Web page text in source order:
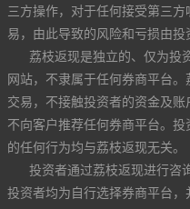
三方操作，对于任何接受第三
易，由此导致的风险和亏损由投
荔枝返现是独立的、仅为投
网站，不隶属于任何券商平台
交易，不接触投资者的资金及账
不向客户推荐任何券商平台。
的任何行为均与荔枝返现无关。
投资者通过荔枝返现进行咨
投资者均为自行选择券商平台